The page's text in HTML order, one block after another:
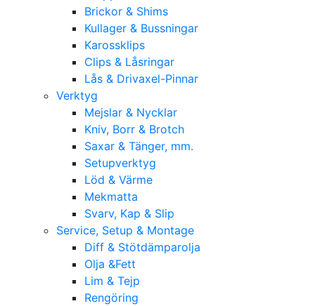
Brickor & Shims
Kullager & Bussningar
Karossklips
Clips & Låsringar
Lås & Drivaxel-Pinnar
Verktyg
Mejslar & Nycklar
Kniv, Borr & Brotch
Saxar & Tänger, mm.
Setupverktyg
Löd & Värme
Mekmatta
Svarv, Kap & Slip
Service, Setup & Montage
Diff & Stötdämparolja
Olja &Fett
Lim & Tejp
Rengöring